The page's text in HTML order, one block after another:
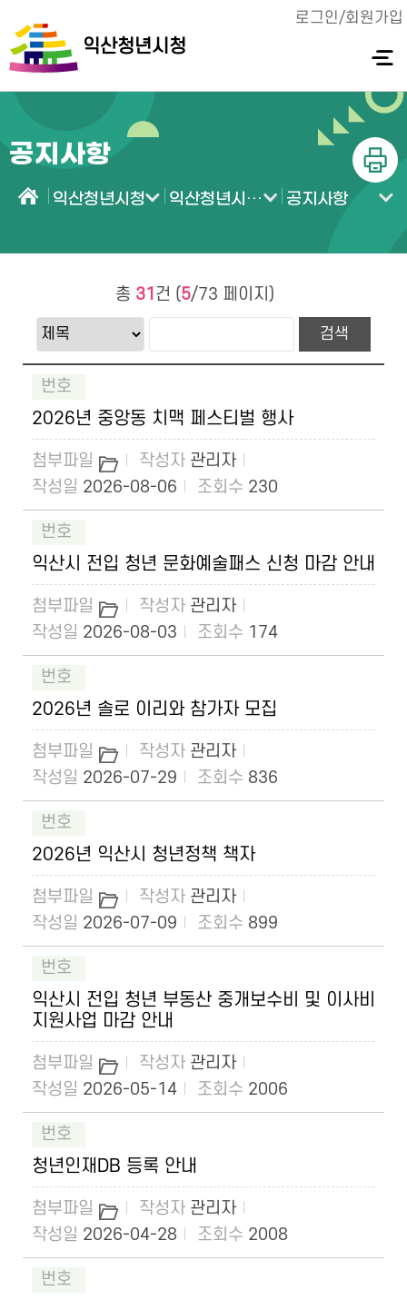
익산청년시청
로그인/회원가입
전체메
뉴 열기
공지사항
인쇄
익산청년시청 익산청년시청 소식 공지사항
총 31 건 (5/73 페이지)
2026년 중앙동 치맥 페스티벌 행사
관리자
2026-08-06
230
익산시 전입 청년 문화예술패스 신청 마감 안내
관리자
2026-08-03
174
2026년 솔로 이리와 참가자 모집
관리자
2026-07-29
836
2026년 익산시 청년정책 책자
관리자
2026-07-09
899
익산시 전입 청년 부동산 중개보수비 및 이사비
지원사업 마감 안내
관리자
2026-05-14
2006
청년인재DB 등록 안내
관리자
2026-04-28
2008